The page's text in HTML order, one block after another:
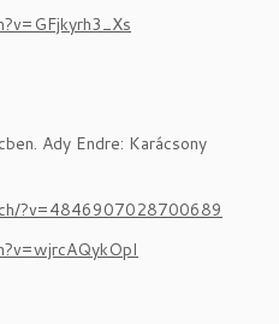
Ady Endre: Karácsony
?v=4846907028700689